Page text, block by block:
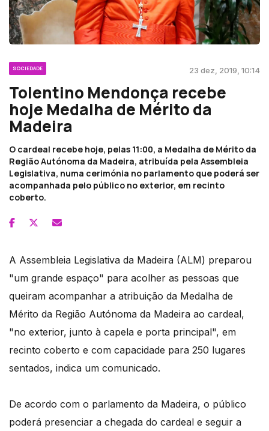
SOCIEDADE 23 dez, 2019, 10:14
Tolentino Mendonça recebe
hoje Medalha de Mérito da
Madeira
O cardeal recebe hoje, pelas 11:00, a Medalha de Mérito da
Região Autónoma da Madeira, atribuída pela Assembleia
Legislativa, numa cerimónia no parlamento que poderá ser
acompanhada pelo público no exterior, em recinto
coberto.
A Assembleia Legislativa da Madeira (ALM) preparou
"um grande espaço" para acolher as pessoas que
queiram acompanhar a atribuição da Medalha de
Mérito da Região Autónoma da Madeira ao cardeal,
"no exterior, junto à capela e porta principal", em
recinto coberto e com capacidade para 250 lugares
sentados, indica um comunicado.
De acordo com o parlamento da Madeira, o público
poderá presenciar a chegada do cardeal e seguir a